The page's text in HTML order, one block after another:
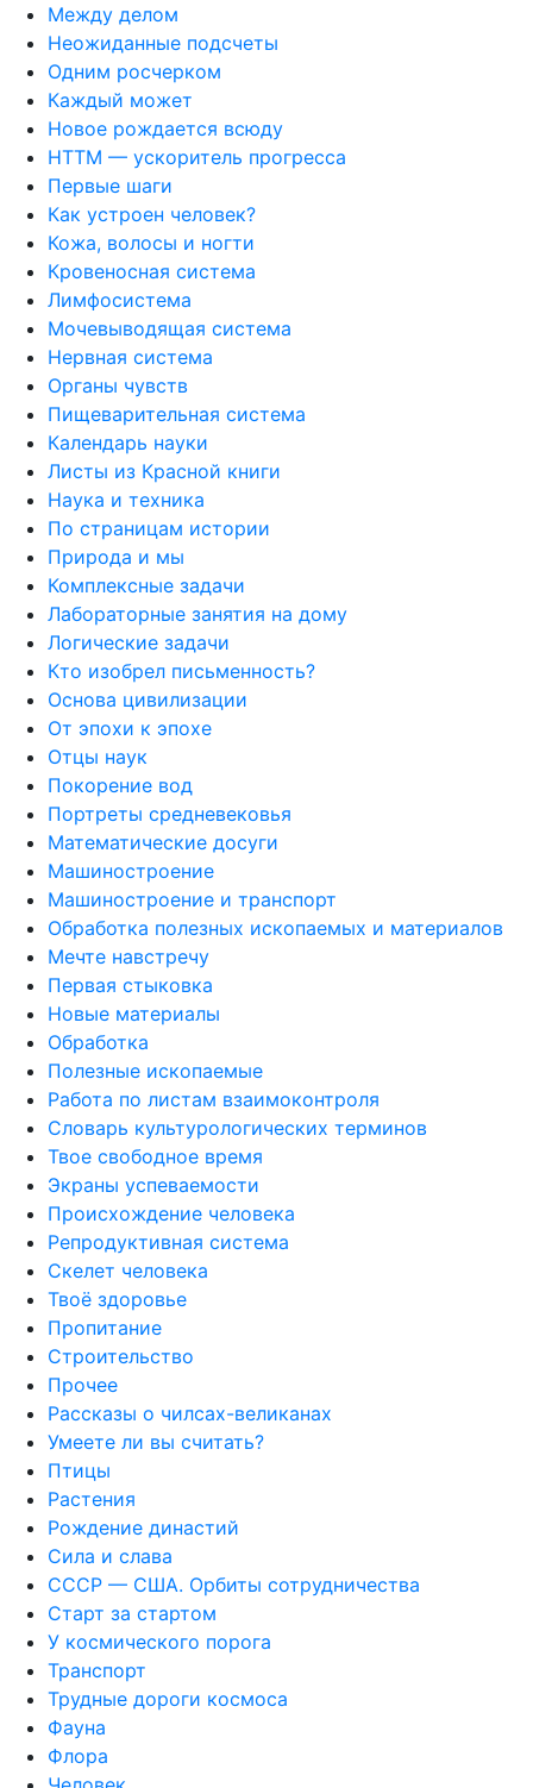
Между делом
Неожиданные подсчеты
Одним росчерком
Каждый может
Новое рождается всюду
НТТМ — ускоритель прогресса
Первые шаги
Как устроен человек?
Кожа, волосы и ногти
Кровеносная система
Лимфосистема
Мочевыводящая система
Нервная система
Органы чувств
Пищеварительная система
Календарь науки
Листы из Красной книги
Наука и техника
По страницам истории
Природа и мы
Комплексные задачи
Лабораторные занятия на дому
Логические задачи
Кто изобрел письменность?
Основа цивилизации
От эпохи к эпохе
Отцы наук
Покорение вод
Портреты средневековья
Математические досуги
Машиностроение
Машиностроение и транспорт
Обработка полезных ископаемых и материалов
Мечте навстречу
Первая стыковка
Новые материалы
Обработка
Полезные ископаемые
Работа по листам взаимоконтроля
Словарь культурологических терминов
Твое свободное время
Экраны успеваемости
Происхождение человека
Репродуктивная система
Скелет человека
Твоё здоровье
Пропитание
Строительство
Прочее
Рассказы о чилсах-великанах
Умеете ли вы считать?
Птицы
Растения
Рождение династий
Сила и слава
СССР — США. Орбиты сотрудничества
Старт за стартом
У космического порога
Транспорт
Трудные дороги космоса
Фауна
Флора